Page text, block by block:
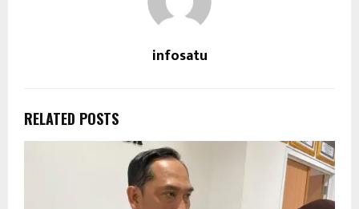
infosatu
RELATED POSTS